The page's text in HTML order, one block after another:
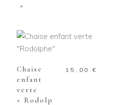
»
AJOUTER AU
PANIER
Chaise
enfant
verte
« Rodolp
15,00€